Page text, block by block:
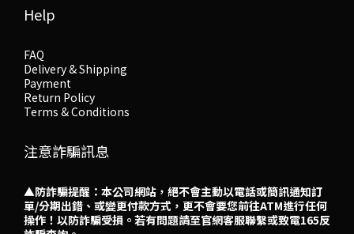
Help
FAQ
Delivery & Shipping
Payment
Return Policy
Terms & Conditions
注意詐騙訊息
▲防詐騙提醒：本公司網站，絕不會主動以電話或簡訊通知訂
單/分期出錯、或變更付款方式，更不會要您前往ATM進行任何
操作！以防詐騙受損。若有問題請至官網客服聯繫或致電165反